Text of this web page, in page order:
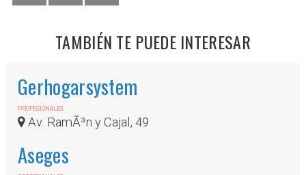
TAMBIÉN TE PUEDE INTERESAR
Gerhogarsystem
PROFESIONALES
Av. RamÃ³n y Cajal, 49
Aseges